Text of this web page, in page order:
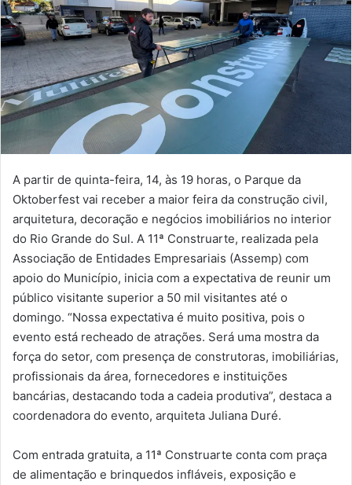
A partir de quinta-feira, 14, às 19 horas, o Parque da
Oktoberfest vai receber a maior feira da construção civil,
arquitetura, decoração e negócios imobiliários no interior
do Rio Grande do Sul. A 11ª Construarte, realizada pela
Associação de Entidades Empresariais (Assemp) com
apoio do Município, inicia com a expectativa de reunir um
público visitante superior a 50 mil visitantes até o
domingo. “Nossa expectativa é muito positiva, pois o
evento está recheado de atrações. Será uma mostra da
força do setor, com presença de construtoras, imobiliárias,
profissionais da área, fornecedores e instituições
bancárias, destacando toda a cadeia produtiva”, destaca a
coordenadora do evento, arquiteta Juliana Duré.
Com entrada gratuita, a 11ª Construarte conta com praça
de alimentação e brinquedos infláveis, exposição e